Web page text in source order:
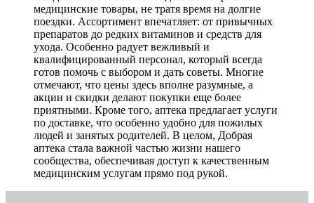
медицинские товары, не тратя время на долгие
поездки. Ассортимент впечатляет: от привычных
препаратов до редких витаминов и средств для
ухода. Особенно радует вежливый и
квалифицированный персонал, который всегда
готов помочь с выбором и дать советы. Многие
отмечают, что цены здесь вполне разумные, а
акции и скидки делают покупки еще более
приятными. Кроме того, аптека предлагает услуги
по доставке, что особенно удобно для пожилых
людей и занятых родителей. В целом, Добрая
аптека стала важной частью жизни нашего
сообщества, обеспечивая доступ к качественным
медицинским услугам прямо под рукой.